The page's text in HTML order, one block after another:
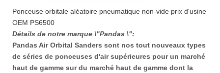
Ponceuse orbitale aléatoire pneumatique non-vide prix d'usine
OEM PS6500
Détails de notre marque \"Pandas \":
Pandas Air Orbital Sanders sont nos tout nouveaux types
de séries de ponceuses d'air supérieures pour un marché
haut de gamme sur du marché haut de gamme dont la